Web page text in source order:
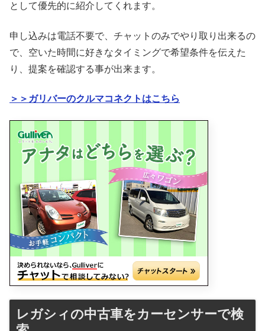
として優先的に紹介してくれます。
申し込みは電話不要で、チャットのみでやり取り出来るの
で、空いた時間に好きなタイミングで希望条件を伝えた
り、提案を確認する事が出来ます。
＞＞ガリバーのクルマコネクトはこちら
レガシィの中古車をカーセンサーで検